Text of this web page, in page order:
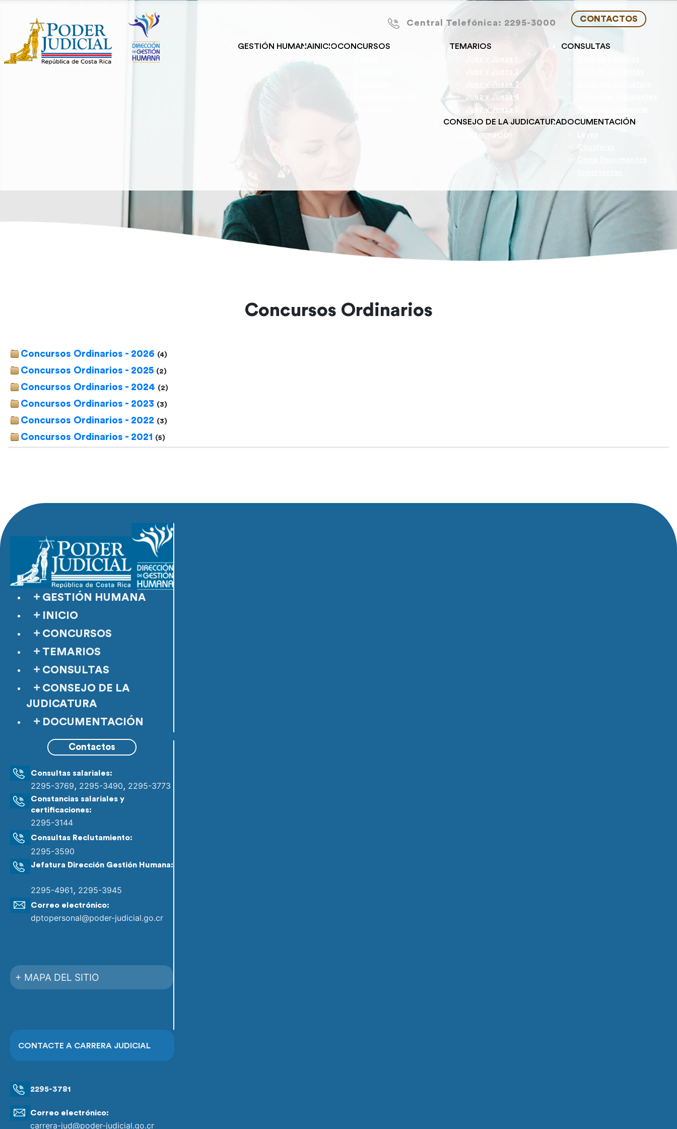
Central Telefónica: 2295-3000 CONTACTOS
GESTIÓN HUMANA INICIOCONCURSOS TEMARIOS
Juez y Jueza 3
Juez y Jueza 4
Juez y Jueza 5
CONSULTAS
CONSEJO DE LA JUDICATURA
Conformación
DOCUMENTACIÓN
Leyes
Circulares
Concursos Ordinarios
Concursos Ordinarios - 2026 (4)
Concursos Ordinarios - 2025 (2)
Concursos Ordinarios - 2024 (2)
Concursos Ordinarios - 2023 (3)
Concursos Ordinarios - 2022 (3)
Concursos Ordinarios - 2021 (5)
GESTIÓN HUMANA
INICIO
CONCURSOS
TEMARIOS
CONSULTAS
CONSEJO DE LA
JUDICATURA
DOCUMENTACIÓN
Contactos
Consultas salariales:
2295-3769, 2295-3490, 2295-3773
Constancias salariales y
certificaciones:
2295-3144
Consultas Reclutamiento:
2295-3590
Jefatura Dirección Gestión Humana:
2295-4961, 2295-3945
Correo electrónico:
dptopersonal@poder-judicial.go.cr
+ MAPA DEL SITIO
CONTACTE A CARRERA JUDICIAL
2295-3781
Correo electrónico:
carrera-jud@poder-judicial.go.cr